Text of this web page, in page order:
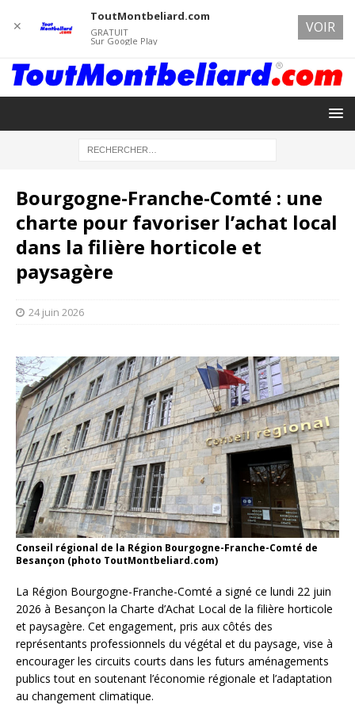
Bourgogne-Franche-Comté : une
charte pour favoriser l’achat local
dans la filière horticole et
paysagère
24 juin 2026
Conseil régional de la Région Bourgogne-Franche-Comté de
Besançon (photo ToutMontbeliard.com)
La Région Bourgogne-Franche-Comté a signé ce lundi 22 juin
2026 à Besançon la Charte d’Achat Local de la filière horticole
et paysagère. Cet engagement, pris aux côtés des
représentants professionnels du végétal et du paysage, vise à
encourager les circuits courts dans les futurs aménagements
publics tout en soutenant l’économie régionale et l’adaptation
au changement climatique.
✕
ToutMontbeliard.com
GRATUIT
Sur Google Play
VOIR